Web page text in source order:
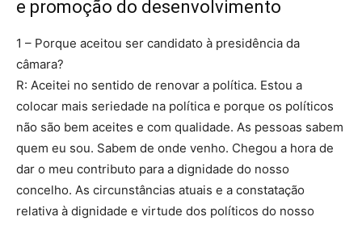
e promoção do desenvolvimento
1 – Porque aceitou ser candidato à presidência da
câmara?
R: Aceitei no sentido de renovar a política. Estou a
colocar mais seriedade na política e porque os políticos
não são bem aceites e com qualidade. As pessoas sabem
quem eu sou. Sabem de onde venho. Chegou a hora de
dar o meu contributo para a dignidade do nosso
concelho. As circunstâncias atuais e a constatação
relativa à dignidade e virtude dos políticos do nosso